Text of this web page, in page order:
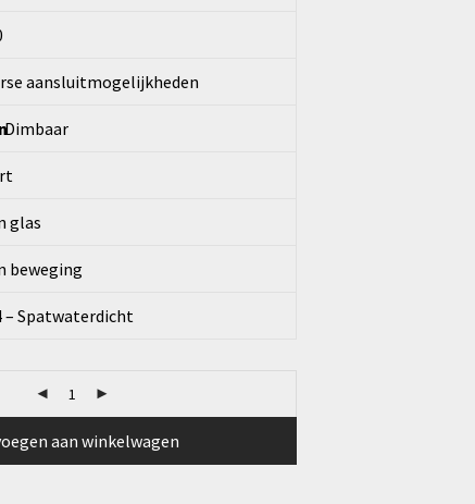
aansluitmogelijkheden
Dimbaar
glas
beweging
– Spatwaterdicht
aan winkelwagen